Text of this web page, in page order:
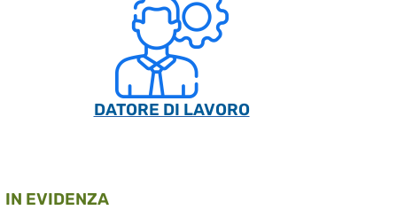
DATORE DI LAVORO
IN EVIDENZA